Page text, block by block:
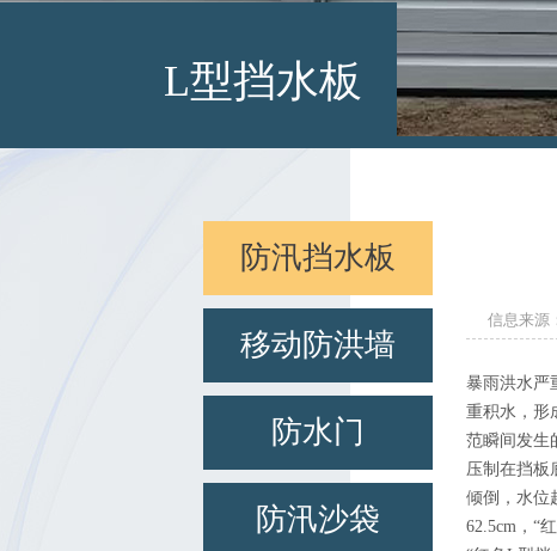
L型挡水板
防汛挡水板
移动防洪墙
防水门
防汛沙袋
信息来源
暴雨洪水严
重积水，形
范瞬间发生
压制在挡板
倾倒，水位
62.5cm，“